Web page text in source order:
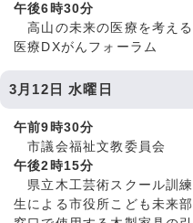
午後6時30分
高山の未来の医療を考える
医療DXがんフォーラム
3月12日 水曜日
午前9時30分
市議会福祉文教委員会
午後2時15分
県立木工芸術スクール訓練
生による市役所こども未来部